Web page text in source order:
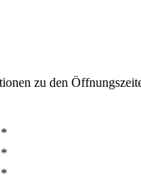
zu den